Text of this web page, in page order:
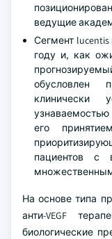
ведущие
Сегмент
году и, как
обусловлен
клинически
его
пациентов с
На основе типа
анти-VEGF
биологические